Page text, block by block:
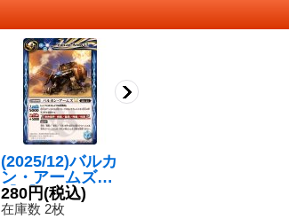
(2025/12)バルカ
ン・アームズLT
【R】{BSC49-0
73}《青》
280円(税込)
在庫数 2枚